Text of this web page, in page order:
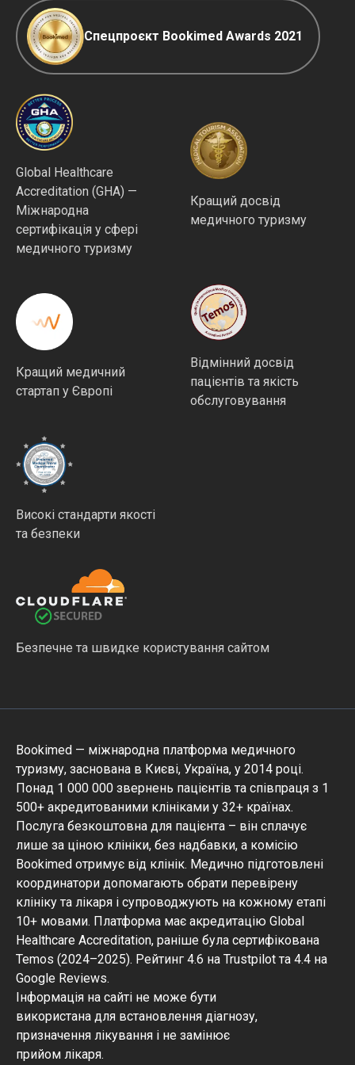
Спецпроєкт Bookimed Awards 2021
Global Healthcare
Accreditation (GHA) —
Міжнародна
сертифікація у сфері
медичного туризму
Кращий досвід
медичного туризму
Кращий медичний
стартап у Європі
Відмінний досвід
пацієнтів та якість
обслуговування
Високі стандарти якості
та безпеки
Безпечне та швидке користування сайтом
Bookimed — міжнародна платформа медичного
туризму, заснована в Києві, Україна, у 2014 році.
Понад 1 000 000 звернень пацієнтів та співпраця з 1
500+ акредитованими клініками у 32+ країнах.
Послуга безкоштовна для пацієнта – він сплачує
лише за ціною клініки, без надбавки, а комісію
Bookimed отримує від клінік. Медично підготовлені
координатори допомагають обрати перевірену
клініку та лікаря і супроводжують на кожному етапі
10+ мовами. Платформа має акредитацію Global
Healthcare Accreditation, раніше була сертифікована
Temos (2024–2025). Рейтинг 4.6 на Trustpilot та 4.4 на
Google Reviews.
Інформація на сайті не може бути
використана для встановлення діагнозу,
призначення лікування і не замінює
прийом лікаря.